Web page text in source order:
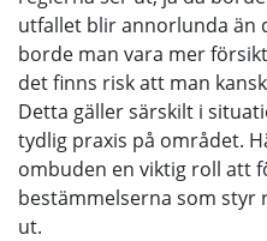
utfallet blir annorlunda än
borde man vara mer
det finns risk att man
Detta gäller särskilt i
tydlig praxis på området.
ombuden en viktig roll att
bestämmelserna som styr
ut.